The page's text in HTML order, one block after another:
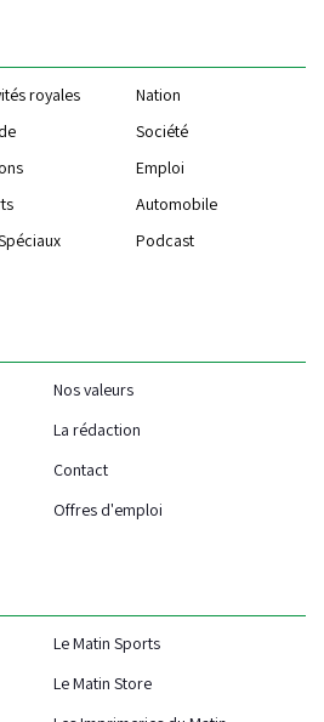
royales
Nation
Société
Emploi
Automobile
Podcast
Nos valeurs
La rédaction
Contact
Offres d'emploi
Le Matin Sports
Le Matin Store